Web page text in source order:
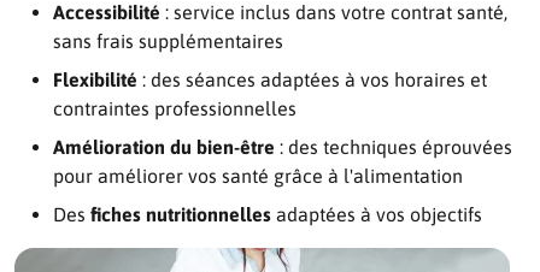
Accessibilité : service inclus dans votre contrat santé,
sans frais supplémentaires
Flexibilité : des séances adaptées à vos horaires et
contraintes professionnelles
Amélioration du bien-être : des techniques éprouvées
pour améliorer vos santé grâce à l'alimentation
Des fiches nutritionnelles adaptées à vos objectifs